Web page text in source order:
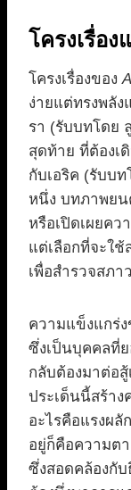
โครงเรื่อ
โครงเรื่องของ
ง่ายแต่ทรงพลัง
รา (รับบทโดย
สุดท้าย ที่ต้องเ
กับเอริค (รับบ
หนึ่ง บทภาพย
หรือเปิดเผยคว
แต่เลือกที่จะใ
เพื่อสำรวจสภา
ความแข็งแกร่
ซึ่งเป็นบุคคลที่
กลับต้องมาต่อ
ประเด็นนี้สร้า
อะไรคือแรงผ
อยู่ก็คือความต
ซึ่งสอดคล้องกับ